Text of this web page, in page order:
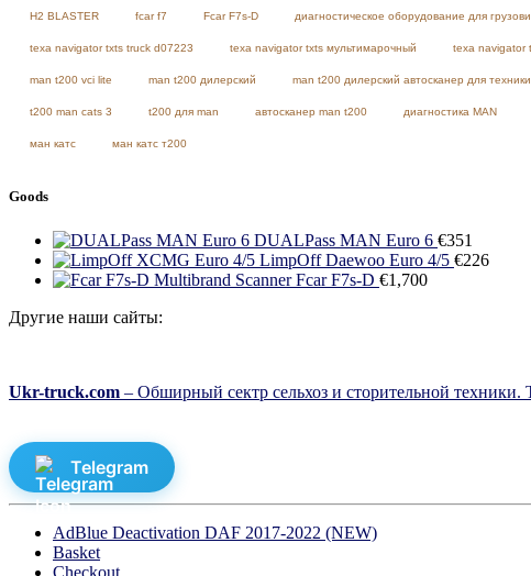
H2 BLASTER fcar f7 Fcar F7s-D диагностическое оборудование для
texa navigator txts truck d07223 texa navigator txts мультимарочный texa navigator
man t200 vci lite man t200 дилерский man t200 дилерский автосканер для
t200 man cats 3 t200 для man автосканер man t200 диагностика MAN
ман катс ман катс т200
Goods
DUALPass MAN Euro 6 €351
LimpOff Daewoo Euro 4/5 €226
Multibrand Scanner Fcar F7s-D €1,700
Другие наши сайты:
Ukr-truck.com – Обширный сектр сельхоз и сторительной
Telegram
AdBlue Deactivation DAF 2017-2022 (NEW)
Basket
Checkout